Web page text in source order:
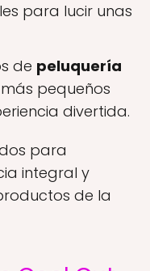
para lucir unas
de peluquería
pequeños
divertida.
para
integral y
de la